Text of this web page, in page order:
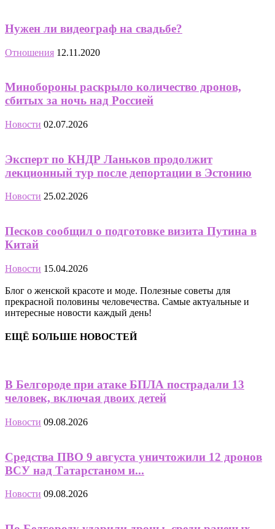
Нужен ли видеограф на свадьбе?
Отношения 12.11.2020
Минобороны раскрыло количество дронов,
сбитых за ночь над Россией
Новости 02.07.2026
Эксперт по КНДР Ланьков продолжит
лекционный тур после депортации в Эстонию
Новости 25.02.2026
Песков сообщил о подготовке визита Путина в
Китай
Новости 15.04.2026
Блог о женской красоте и моде. Полезные советы для
прекрасной половины человечества. Самые актуальные и
интересные новости каждый день!
ЕЩЁ БОЛЬШЕ НОВОСТЕЙ
В Белгороде при атаке БПЛА пострадали 13
человек, включая двоих детей
Новости 09.08.2026
Средства ПВО 9 августа уничтожили 12 дронов
ВСУ над Татарстаном и...
Новости 09.08.2026